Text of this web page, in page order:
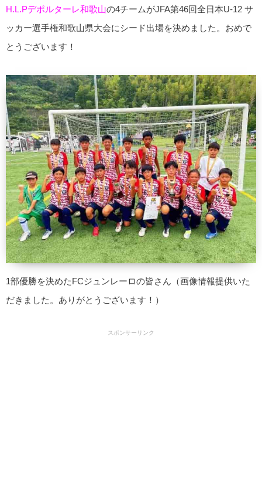
H.L.Pデポルターレ和歌山の4チームがJFA第46回全日本U-12 サ
ッカー選手権和歌山県大会にシード出場を決めました。おめで
とうございます！
1部優勝を決めたFCジュンレーロの皆さん（画像情報提供いた
だきました。ありがとうございます！）
スポンサーリンク